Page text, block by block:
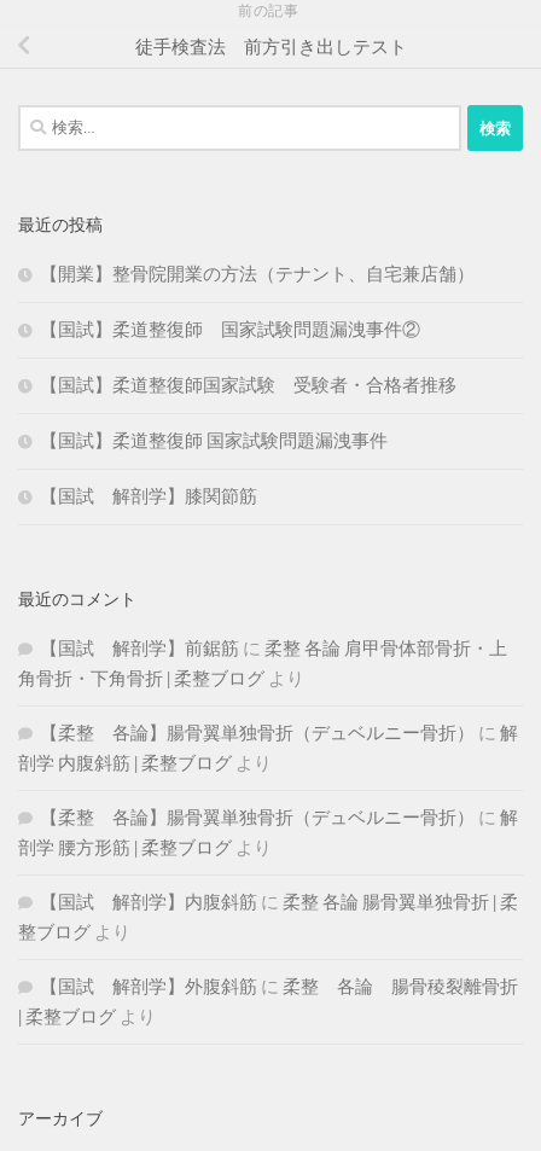
前の記事
徒手検査法 前方引き出しテスト
検
索:
最近の投稿
【開業】整骨院開業の方法（テナント、自宅兼店舗）
【国試】柔道整復師 国家試験問題漏洩事件②
【国試】柔道整復師国家試験 受験者・合格者推移
【国試】柔道整復師 国家試験問題漏洩事件
【国試 解剖学】膝関節筋
最近のコメント
【国試 解剖学】前鋸筋 に 柔整 各論 肩甲骨体部骨折・上
角骨折・下角骨折 | 柔整ブログ より
【柔整 各論】腸骨翼単独骨折（デュベルニー骨折） に 解
剖学 内腹斜筋 | 柔整ブログ より
【柔整 各論】腸骨翼単独骨折（デュベルニー骨折） に 解
剖学 腰方形筋 | 柔整ブログ より
【国試 解剖学】内腹斜筋 に 柔整 各論 腸骨翼単独骨折 | 柔
整ブログ より
【国試 解剖学】外腹斜筋 に 柔整 各論 腸骨稜裂離骨折
| 柔整ブログ より
アーカイブ